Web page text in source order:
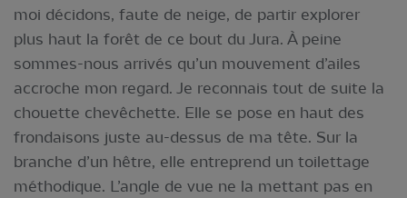
moi décidons, faute de neige, de partir explorer
plus haut la forêt de ce bout du Jura. À peine
sommes-nous arrivés qu’un mouvement d’ailes
accroche mon regard. Je reconnais tout de suite la
chouette chevêchette. Elle se pose en haut des
frondaisons juste au-dessus de ma tête. Sur la
branche d’un hêtre, elle entreprend un toilettage
méthodique. L’angle de vue ne la mettant pas en